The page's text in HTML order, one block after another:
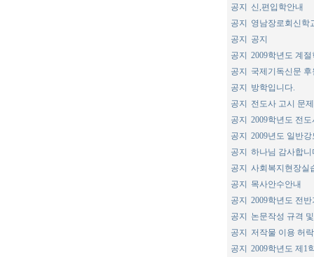
공지
신,편입학안내
공지
영남장로회신학
공지
공지
공지
2009학년도 계
공지
국제기독신문
공지
방학입니다.
공지
전도사 고시 문
공지
2009학년도 전
공지
2009년도 일반
공지
하나님 감사합니
공지
사회복지현장실
공지
목사안수안내
공지
2009학년도 전
공지
논문작성 규격
공지
저작물 이용 허
공지
2009학년도 제1